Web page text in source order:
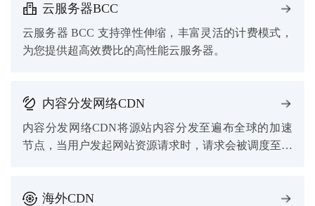
云服务器BCC
云服务器 BCC 支持弹性伸缩，丰富灵活的计费模式，
为您提供超高效费比的高性能云服务器。
内容分发网络CDN
内容分发网络CDN将源站内容分发至遍布全球的加速
节点，当用户发起网站资源请求时，请求会被调度至离
海外CDN